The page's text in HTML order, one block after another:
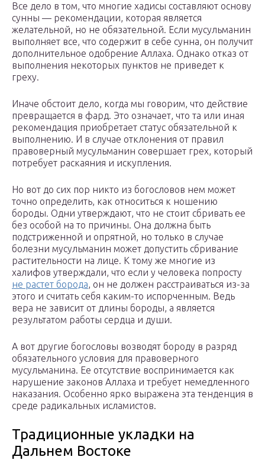
Все дело в том, что многие хадисы составляют основу
сунны — рекомендации, которая является
желательной, но не обязательной. Если мусульманин
выполняет все, что содержит в себе сунна, он получит
дополнительное одобрение Аллаха. Однако отказ от
выполнения некоторых пунктов не приведет к
греху.
Иначе обстоит дело, когда мы говорим, что действие
превращается в фард. Это означает, что та или иная
рекомендация приобретает статус обязательной к
выполнению. И в случае отклонения от правил
правоверный мусульманин совершает грех, который
потребует раскаяния и искупления.
Но вот до сих пор никто из богословов нем может
точно определить, как относиться к ношению
бороды. Одни утверждают, что не стоит сбривать ее
без особой на то причины. Она должна быть
подстриженной и опрятной, но только в случае
болезни мусульманин может допустить сбривание
растительности на лице. К тому же многие из
халифов утверждали, что если у человека попросту
не растет борода, он не должен расстраиваться из-за
этого и считать себя каким-то испорченным. Ведь
вера не зависит от длины бороды, а является
результатом работы сердца и души.
А вот другие богословы возводят бороду в разряд
обязательного условия для правоверного
мусульманина. Ее отсутствие воспринимается как
нарушение законов Аллаха и требует немедленного
наказания. Особенно ярко выражена эта тенденция в
среде радикальных исламистов.
Традиционные укладки на
Дальнем Востоке